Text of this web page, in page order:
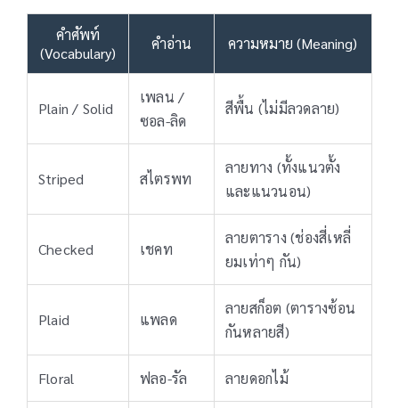
คำศัพท์
(Vocabulary)
คำอ่าน ความหมาย (Meaning)
Plain / Solid
เพลน /
ซอล-ลิด
สีพื้น (ไม่มีลวดลาย)
Striped สไตรพท
ลายทาง (ทั้งแนวตั้ง
และแนวนอน)
Checked เชคท
ลายตาราง (ช่องสี่เหลี่
ยมเท่าๆ กัน)
Plaid แพลด
ลายสก็อต (ตารางซ้อน
กันหลายสี)
Floral ฟลอ-รัล ลายดอกไม้